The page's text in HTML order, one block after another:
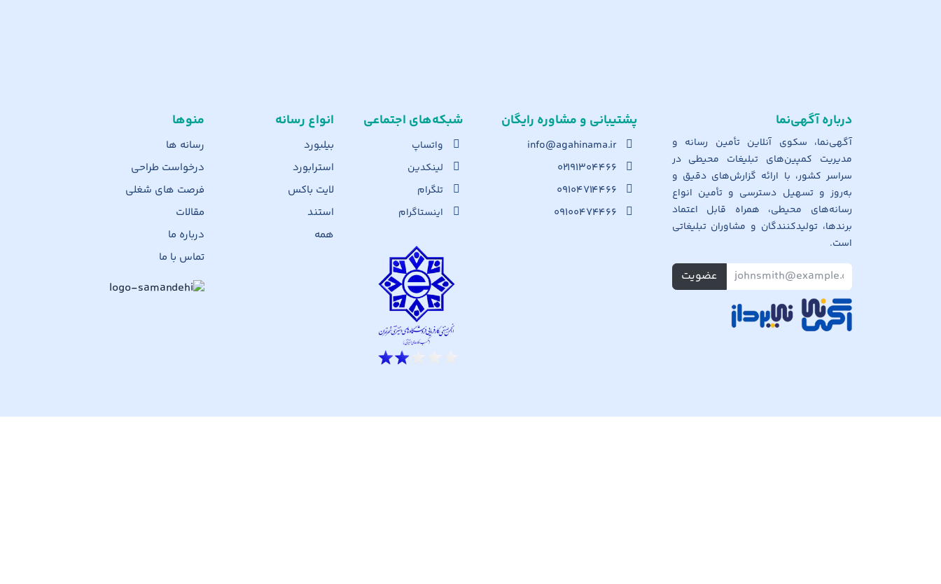
منوها
رسانه ها
درخواست طراحی
فرصت های شغلی
مقالات
درباره ما
تماس با ما
انواع رسانه
بیلبورد
استرابورد
لایت باکس
استند
همه
شبکه‌های اجت​ماعی
واتساپ
لینکدین
تلگرام
اینستاگرام
پشتیبانی و مشاوره رایگان
info@agahinama.ir
۰۲۱۹۱۳۰۴۴۶۶
۰۹۱۰۴۷۱۴۴۶۶
۰۹۱۰۰۴۷۴۴۶۶
درباره آگهی‌نما
آگهی‌نما، سکوی آنلاین تأمین رسانه و
مدیریت کمپین‌های تبلیغات محیطی در
سراسر کشور، با ارائه گزارش‌های دقیق و
به‌روز و تسهیل دسترسی و تأمین انواع
رسانه‌های محیطی، همراه قابل اعتماد
برندها، تولیدکنندگان و مشاوران تبلیغاتی
است.
عضویت